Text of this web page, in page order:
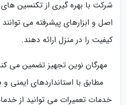
شرکت با بهره‌ گیری از تکنسین‌
اصل و ابزارهای پیشرفته می
کیفیت را در منزل ارائه دهند.
مهرگان نوین تجهیز تضمین می‌
مطابق با استانداردهای ایمنی
خدمات تعمیرات می توانید از